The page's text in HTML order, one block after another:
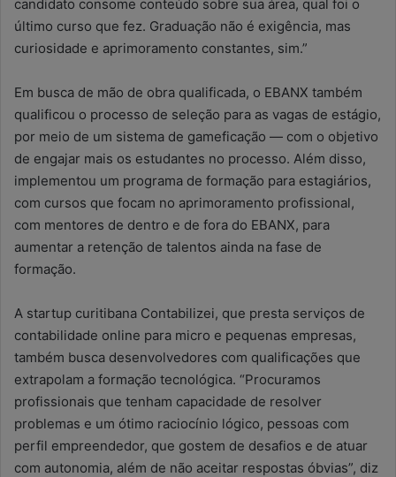
candidato consome conteúdo sobre sua área, qual foi o
último curso que fez. Graduação não é exigência, mas
curiosidade e aprimoramento constantes, sim.”
Em busca de mão de obra qualificada, o EBANX também
qualificou o processo de seleção para as vagas de estágio,
por meio de um sistema de gameficação — com o objetivo
de engajar mais os estudantes no processo. Além disso,
implementou um programa de formação para estagiários,
com cursos que focam no aprimoramento profissional,
com mentores de dentro e de fora do EBANX, para
aumentar a retenção de talentos ainda na fase de
formação.
A startup curitibana Contabilizei, que presta serviços de
contabilidade online para micro e pequenas empresas,
também busca desenvolvedores com qualificações que
extrapolam a formação tecnológica. “Procuramos
profissionais que tenham capacidade de resolver
problemas e um ótimo raciocínio lógico, pessoas com
perfil empreendedor, que gostem de desafios e de atuar
com autonomia, além de não aceitar respostas óbvias”, diz